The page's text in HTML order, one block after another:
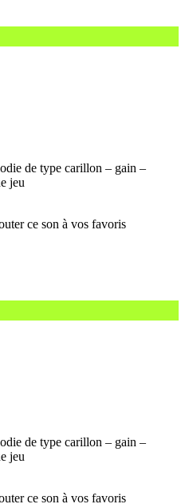
de type carillon – gain –
jeu
de type carillon – gain –
jeu